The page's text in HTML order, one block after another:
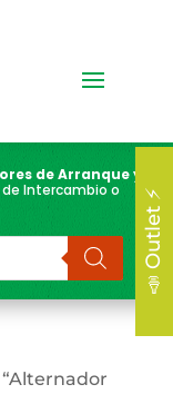
de Arranque y
de Intercambio o
📣 Outlet ⚡